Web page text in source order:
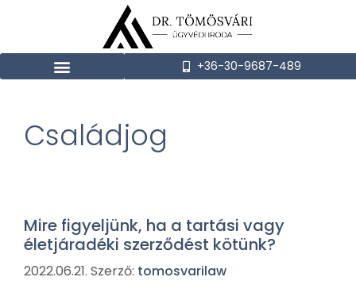
+36-30-9687-489
Családjog
Mire figyeljünk, ha a tartási vagy
életjáradéki szerződést kötünk?
2022.06.21. Szerző: tomosvarilaw